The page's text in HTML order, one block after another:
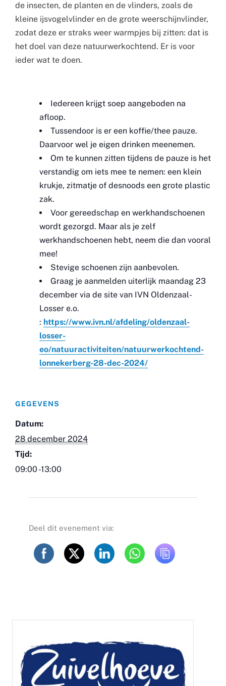
de insecten, de planten en de vlinders, zoals de
kleine ijsvogelvlinder en de grote weerschijnvlinder,
zodat deze er straks weer warmpjes bij zitten: dat is
het doel van deze natuurwerkochtend. Er is voor
ieder wat te doen.
Iedereen krijgt soep aangeboden na
afloop.
Tussendoor is er een koffie/thee pauze.
Daarvoor wel je eigen drinken meenemen.
Om te kunnen zitten tijdens de pauze is het
verstandig om iets mee te nemen: een klein
krukje, zitmatje of desnoods een grote plastic
zak.
Voor gereedschap en werkhandschoenen
wordt gezorgd. Maar als je zelf
werkhandschoenen hebt, neem die dan vooral
mee!
Stevige schoenen zijn aanbevolen.
Graag je aanmelden uiterlijk maandag 23
december via de site van IVN Oldenzaal-
Losser e.o.
: https://www.ivn.nl/afdeling/oldenzaal-
losser-
eo/natuuractiviteiten/natuurwerkochtend-
lonnekerberg-28-dec-2024/
GEGEVENS
Datum:
28 december 2024
Tijd:
09:00 -13:00
Deel dit evenement via: